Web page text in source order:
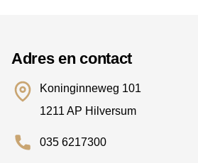
Adres en contact
Koninginneweg 101
1211 AP Hilversum
035 6217300